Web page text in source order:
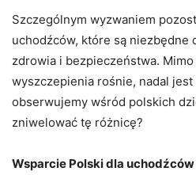
Szczególnym wyzwaniem
uchodźców, które są niezbędne
zdrowia i bezpieczeństwa.
wyszczepienia rośnie, nadal
obserwujemy wśród polskich
zniwelować tę różnicę?
Wsparcie Polski dla uchodźców